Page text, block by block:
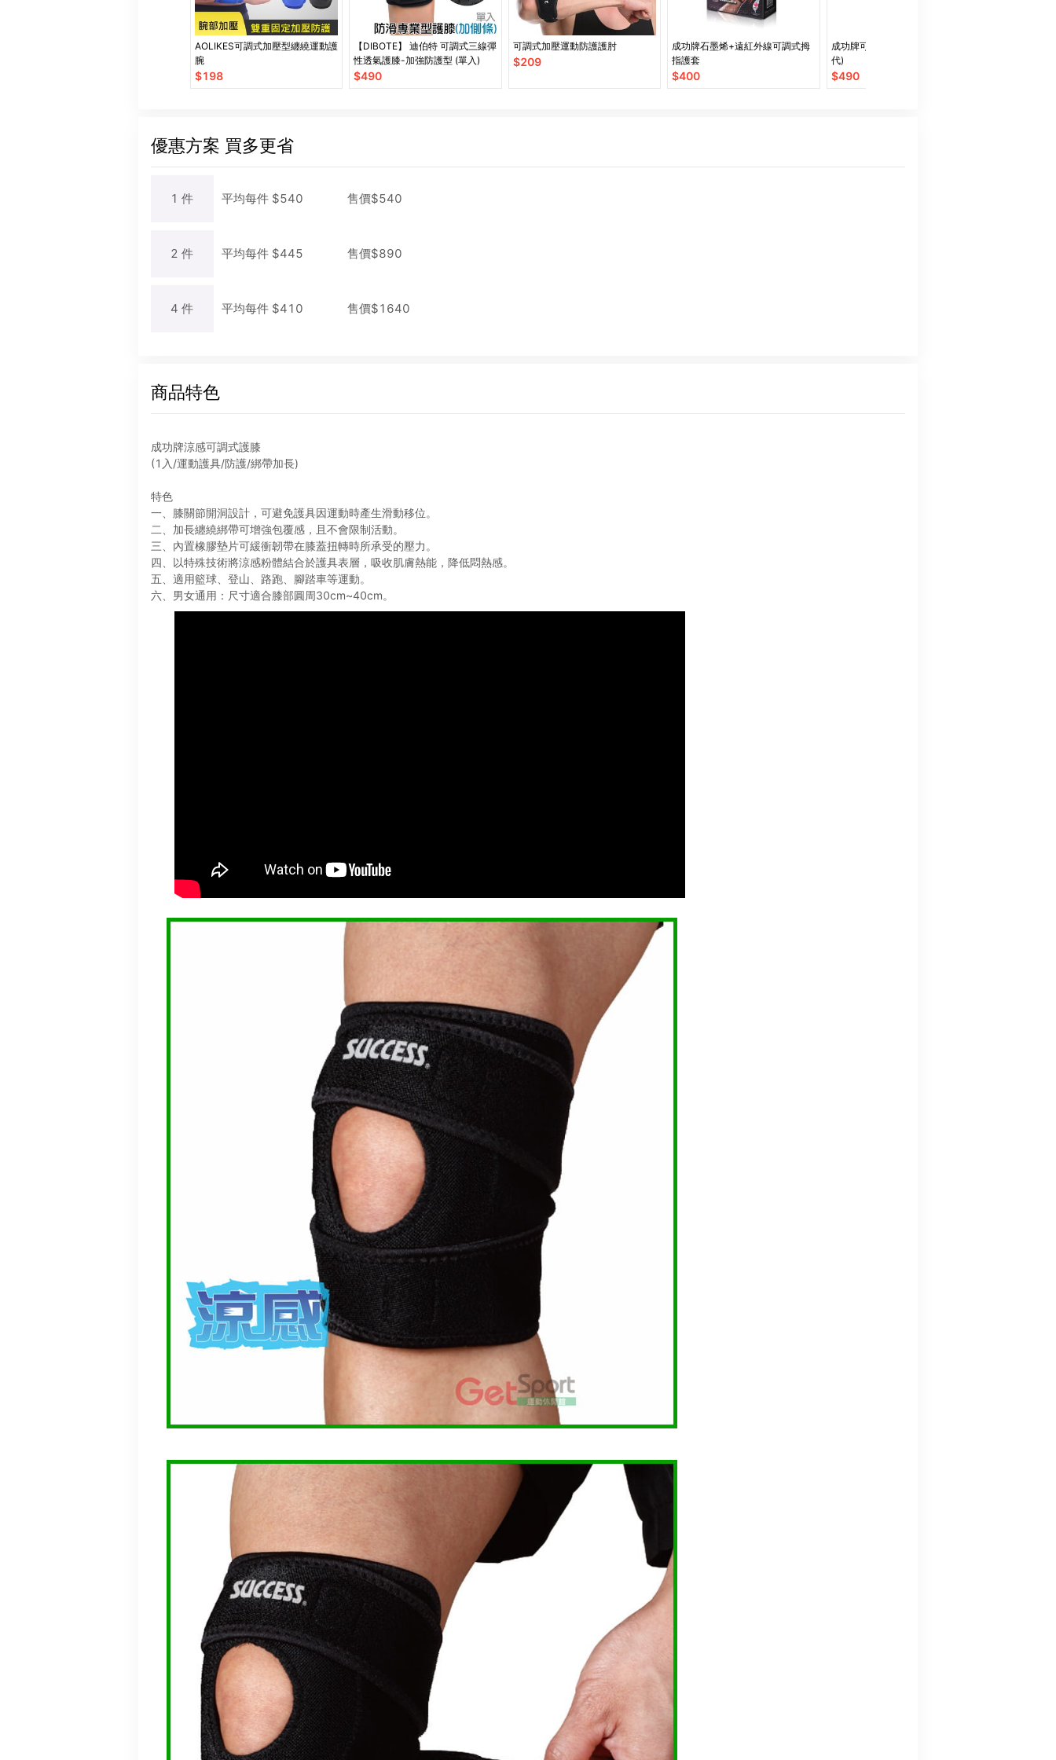
AOLIKES可調式加壓型纏繞運動護
腕
$198
【DIBOTE】 迪伯特 可調式三線彈
性透氣護膝-加強防護型 (單入)
$490
可調式加壓運動防護護肘
$209
成功牌石墨烯+遠紅外線可調式拇
指護套
$400
成功牌可調式培林鋼索跳繩(第二
代)
$490
優惠方案 買多更省
1 件 平均每件$540 售價$540
2 件 平均每件$445 售價$890
4 件 平均每件$410 售價$1640
商品特色
成功牌涼感可調式護膝
(1入/運動護具/防護/綁帶加長)
特色
一、膝關節開洞設計，可避免護具因運動時產生滑動移位。
二、加長纏繞綁帶可增強包覆感，且不會限制活動。
三、內置橡膠墊片可緩衝韌帶在膝蓋扭轉時所承受的壓力。
四、以特殊技術將涼感粉體結合於護具表層，吸收肌膚熱能，降低悶熱感。
五、適用籃球、登山、路跑、腳踏車等運動。
六、男女通用：尺寸適合膝部圓周30cm~40cm。